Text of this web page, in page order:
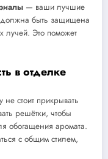
— ваши лучшие
быть защищена
лучей. Это поможет
в отделке
не стоит прикрывать
решётки, чтобы
обогащения аромата.
с общим стилем,